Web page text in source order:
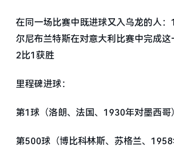
在同一场比赛中既进球又入乌龙的人
尔尼布兰特斯在对意大利比赛中完成这
2比1获胜
里程碑进球：
第1球（洛朗、法国、1930年对墨西哥
第500球（博比科林斯、苏格兰、1958